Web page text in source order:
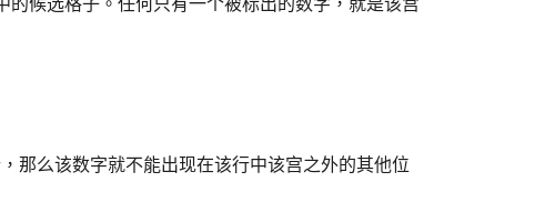
那么该数字就不能出现在该行中该宫之外的其他位